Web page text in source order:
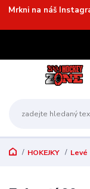
Mrkni na náš
HOKEJKY Levé